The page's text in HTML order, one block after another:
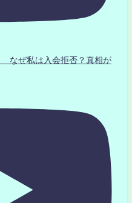
ぜ私は入会拒否？真相が